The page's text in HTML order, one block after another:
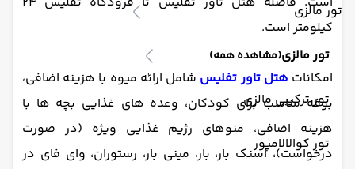
تور مالزی
تور مالزی(مشاهده همه)
تور ترکیبی مالزی
تور کوالالامپور
کیلومتر است.
امکانات هتل تاور تفلیس شامل ارائه میوه با هزینه اضافی،
بوفه مناسب برای کودکان، وعده های غذایی بچه ها با
هزینه اضافی، منوهای رژیم غذایی ویژه (در صورت
درخواست)، اسنک بار، بار، مینی بار، رستوران، وای فای در